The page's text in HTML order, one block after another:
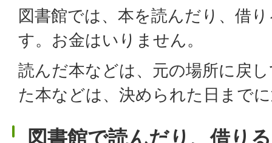
図書館では、本を読んだり、借
す。お金はいりません。
読んだ本などは、元の場所に戻
た本などは、決められた日まで
図書館で読んだり、借り